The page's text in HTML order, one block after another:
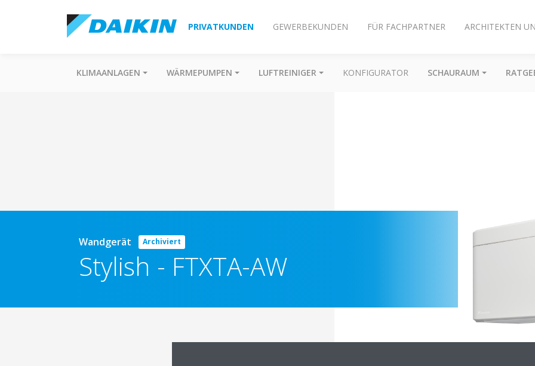
PRIVATKUNDEN GEWERBEKUNDEN FÜR FACHPARTNER ARCHITEKTEN
KLIMAANLAGEN WÄRMEPUMPEN LUFTREINIGER KONFIGURATOR SCHAURAUM
Wandgerät Archiviert
Stylish - FTXTA-AW